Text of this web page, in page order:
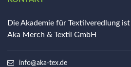
Die Akademie für Textilveredlung
Aka Merch & Textil GmbH
info@aka-tex.de